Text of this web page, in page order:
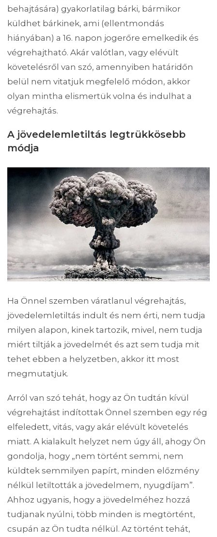
behajtására) gyakorlatilag bárki, bármikor
küldhet bárkinek, ami (ellentmondás
hiányában) a 16. napon jogerőre emelkedik és
végrehajtható. Akár valótlan, vagy elévült
követelésről van szó, amennyiben határidőn
belül nem vitatjuk megfelelő módon, akkor
olyan mintha elismertük volna és indulhat a
végrehajtás.
A jövedelemletiltás legtrükkösebb
módja
Ha Önnel szemben váratlanul végrehajtás,
jövedelemletiltás indult és nem érti, nem tudja
milyen alapon, kinek tartozik, mivel, nem tudja
miért tiltják a jövedelmét és azt sem tudja mit
tehet ebben a helyzetben, akkor itt most
megmutatjuk.
Arról van szó tehát, hogy az Ön tudtán kívül
végrehajtást indítottak Önnel szemben egy rég
elfeledett, vitás, vagy akár elévült követelés
miatt. A kialakult helyzet nem úgy áll, ahogy Ön
gondolja, hogy „nem történt semmi, nem
küldtek semmilyen papírt, minden előzmény
nélkül letiltották a jövedelmem, nyugdíjam”.
Ahhoz ugyanis, hogy a jövedelméhez hozzá
tudjanak nyúlni, több minden is megtörtént,
csupán az Ön tudta nélkül. Az történt tehát,